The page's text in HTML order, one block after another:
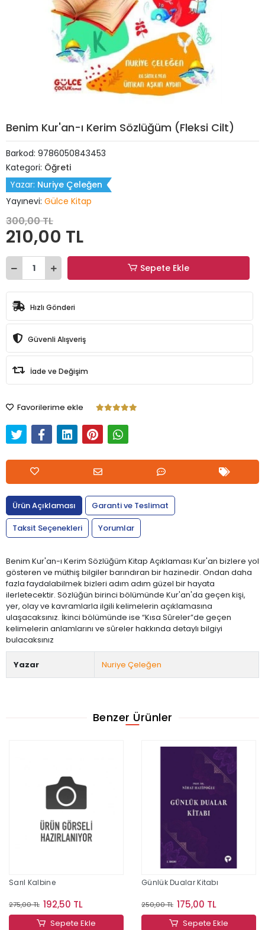
Benim Kur'an-ı Kerim Sözlüğüm (Fleksi Cilt)
Barkod: 9786050843453
Kategori: Öğreti
Yazar: Nuriye Çeleğen
Yayınevi: Gülce Kitap
300,00 TL
210,00 TL
Sepete Ekle
Hızlı Gönderi
Güvenli Alışveriş
İade ve Değişim
Favorilerime ekle
Ürün Açıklaması
Garanti ve Teslimat
Taksit Seçenekleri
Yorumlar
Benim Kur'an-ı Kerim Sözlüğüm Kitap Açıklaması Kur'an bizlere yol
gösteren ve müthiş bilgiler barındıran bir hazinedir. Ondan daha
fazla faydalabilmek bizleri adım adım güzel bir hayata
ilerletecektir. Sözlüğün birinci bölümünde Kur'an'da geçen kişi,
yer, olay ve kavramlarla ilgili kelimelerin açıklamasına
ulaşacaksınız. İkinci bölümünde ise “Kısa Sûreler”de geçen
kelimelerin anlamlarını ve sûreler hakkında detaylı bilgiyi
bulacaksınız
Yazar Nuriye Çeleğen
Benzer Ürünler
Sarıl Kalbine
275,00 TL 192,50 TL
Sepete Ekle
Günlük Dualar Kitabı
250,00 TL 175,00 TL
Sepete Ekle